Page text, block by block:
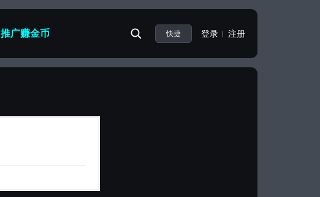
推广赚金币 快捷 登录 注册